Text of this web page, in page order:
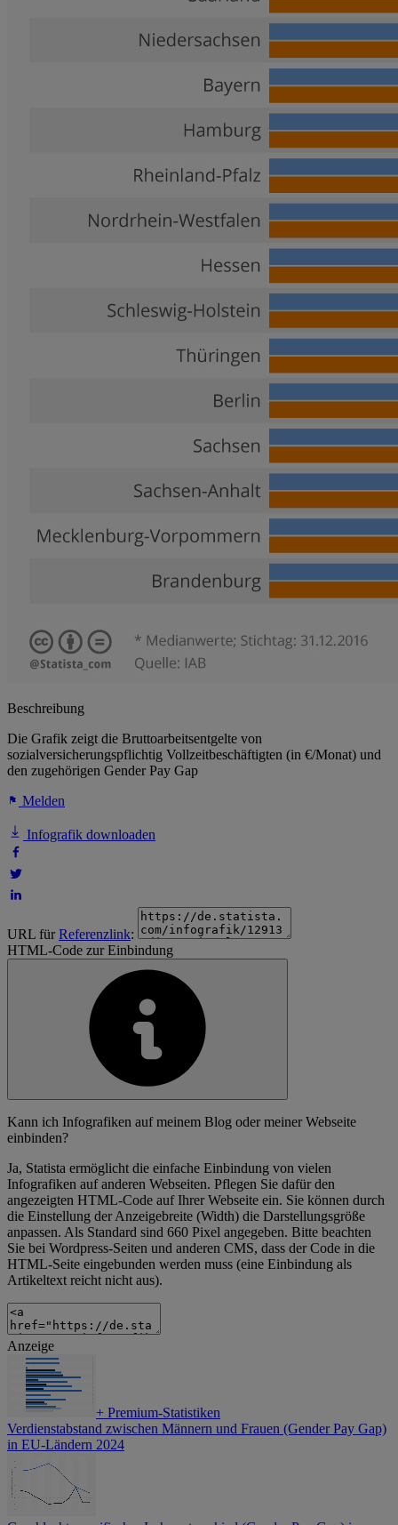
Beschreibung
Die Grafik zeigt die Bruttoarbeitsentgelte von
sozialversicherungspflichtig Vollzeitbeschäftigten (in €/Monat) und
den zugehörigen Gender Pay Gap
Melden
Infografik downloaden
URL fürReferenzlink:
HTML-Code zur Einbindung
Kann ich Infografiken auf meinem Blog oder meiner Webseite
einbinden?
Ja, Statista ermöglicht die einfache Einbindung von vielen
Infografiken auf anderen Webseiten. Pflegen Sie dafür den
angezeigten HTML-Code auf Ihrer Webseite ein. Sie können durch
die Einstellung der Anzeigebreite (Width) die Darstellungsgröße
anpassen. Als Standard sind 660 Pixel angegeben. Bitte beachten
Sie bei Wordpress-Seiten und anderen CMS, dass der Code in die
HTML-Seite eingebunden werden muss (eine Einbindung als
Artikeltext reicht nicht aus).
Anzeige
+ Premium-Statistiken
Verdienstabstand zwischen Männern und Frauen (Gender Pay Gap)
in EU-Ländern 2024